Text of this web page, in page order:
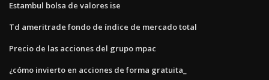
Estambul bolsa de valores ise
Td ameritrade fondo de índice de mercado total
Precio de las acciones del grupo mpac
¿cómo invierto en acciones de forma gratuita_